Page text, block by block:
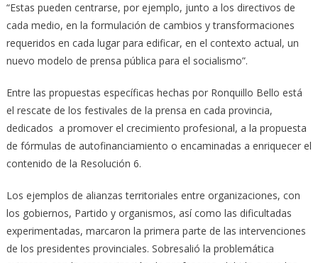
“Estas pueden centrarse, por ejemplo, junto a los directivos de
cada medio, en la formulación de cambios y transformaciones
requeridos en cada lugar para edificar, en el contexto actual, un
nuevo modelo de prensa pública para el socialismo”.
Entre las propuestas específicas hechas por Ronquillo Bello está
el rescate de los festivales de la prensa en cada provincia,
dedicados a promover el crecimiento profesional, a la propuesta
de fórmulas de autofinanciamiento o encaminadas a enriquecer el
contenido de la Resolución 6.
Los ejemplos de alianzas territoriales entre organizaciones, con
los gobiernos, Partido y organismos, así como las dificultadas
experimentadas, marcaron la primera parte de las intervenciones
de los presidentes provinciales. Sobresalió la problemática